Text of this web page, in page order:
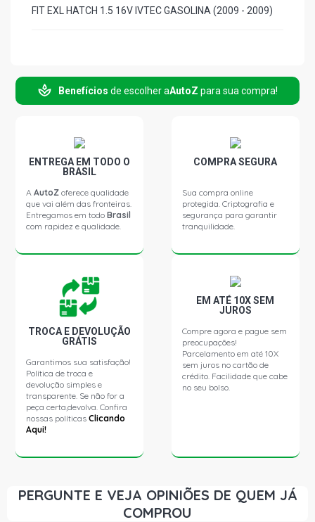
FIT EXL HATCH 1.5 16V IVTEC GASOLINA (2009 - 2009)
Benefícios de escolher aAutoZ para sua compra!
ENTREGA EM TODO O
BRASIL
AAutoZ oferece qualidade
que vai além das fronteiras.
Entregamos em todoBrasil
com rapidez e qualidade.
COMPRA SEGURA
Sua compra online
protegida. Criptografia e
segurança para garantir
tranquilidade.
TROCA E DEVOLUÇÃO
GRÁTIS
Garantimos sua satisfação!
Política de troca e
devolução simples e
transparente. Se não for a
peça certa,devolva. Confira
nossas políticasClicando
Aqui!
EM ATÉ 10X SEM
JUROS
Compre agora e pague sem
preocupações!
Parcelamento em até 10X
sem juros no cartão de
crédito. Facilidade que cabe
no seu bolso.
PERGUNTE E VEJA OPINIÕES DE QUEM JÁ
COMPROU